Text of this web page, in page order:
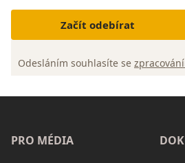
Začít odebírat
Odesláním souhlasíte se
PRO MÉDIA